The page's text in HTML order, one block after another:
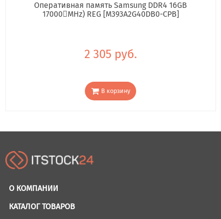
Оперативная память Samsung DDR4 16GB
17000񢋕MHz) REG [M393A2G40DB0-CPB]
2 305 руб.
В корзину
О КОМПАНИИ
КАТАЛОГ ТОВАРОВ